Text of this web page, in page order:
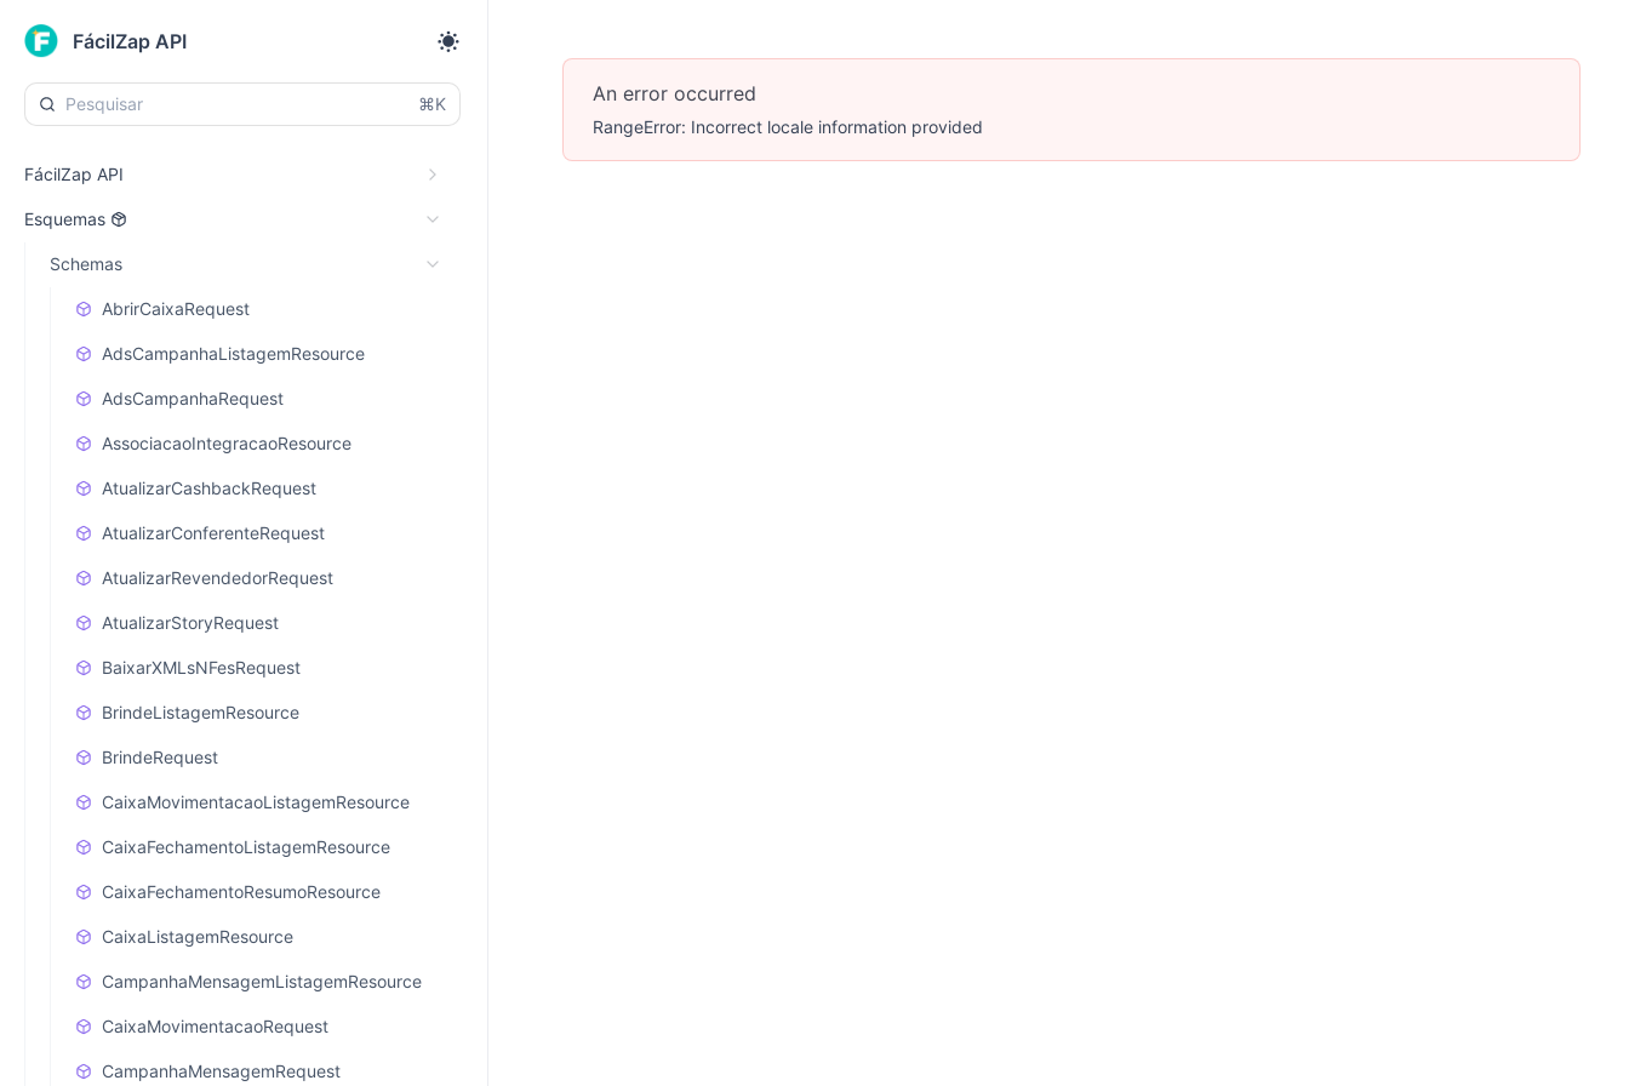
FácilZap API
⌘K
FácilZap API
Esquemas
Schemas
AbrirCaixaRequest
AdsCampanhaListagemResource
AdsCampanhaRequest
AssociacaoIntegracaoResource
AtualizarCashbackRequest
AtualizarConferenteRequest
AtualizarRevendedorRequest
AtualizarStoryRequest
BaixarXMLsNFesRequest
BrindeListagemResource
BrindeRequest
CaixaMovimentacaoListagemResource
CaixaFechamentoListagemResource
CaixaFechamentoResumoResource
CaixaListagemResource
CampanhaMensagemListagemResource
CaixaMovimentacaoRequest
CampanhaMensagemRequest
An error occurred
RangeError: Incorrect locale information provided